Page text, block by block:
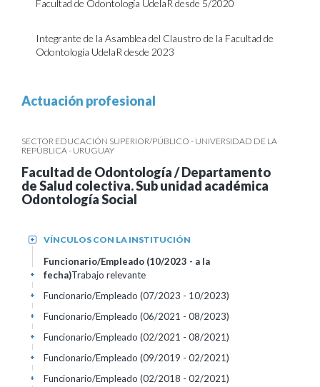
Facultad de Odontología UdelaR desde 5/2020
Integrante de la Asamblea del Claustro de la Facultad de
Odontología UdelaR desde 2023
Actuación profesional
SECTOR EDUCACIÓN SUPERIOR/PÚBLICO - UNIVERSIDAD DE LA
REPÚBLICA - URUGUAY
Facultad de Odontología / Departamento
de Salud colectiva. Sub unidad académica
Odontología Social
VÍNCULOS CON LA INSTITUCIÓN
+
Funcionario/Empleado (10/2023 - a la
fecha)Trabajo relevante
+
Funcionario/Empleado (07/2023 - 10/2023)
+
Funcionario/Empleado (06/2021 - 08/2023)
+
Funcionario/Empleado (02/2021 - 08/2021)
+
Funcionario/Empleado (09/2019 - 02/2021)
+
Funcionario/Empleado (02/2018 - 02/2021)
+